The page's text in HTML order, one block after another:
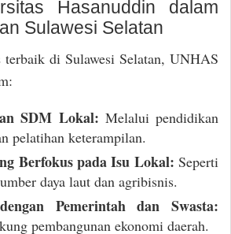
Hasanuddin dalam
Sulawesi Selatan
terbaik di Sulawesi Selatan, UNHAS
SDM Lokal: Melalui pendidikan
pelatihan keterampilan.
Berfokus pada Isu Lokal: Seperti
daya laut dan agribisnis.
Pemerintah dan Swasta:
pembangunan ekonomi daerah.